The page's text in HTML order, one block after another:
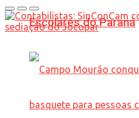
Escolares do Paraná